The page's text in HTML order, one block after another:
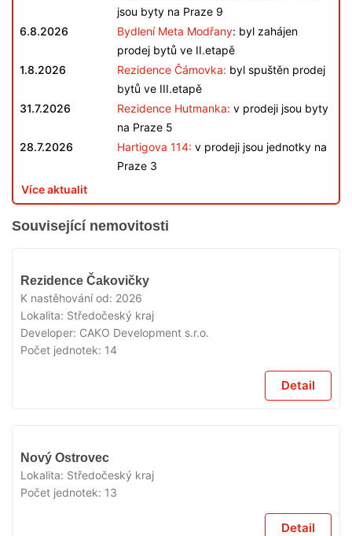
jsou byty na Praze 9
6.8.2026
Bydlení Meta Modřany: byl zahájen
prodej bytů ve II.etapě
1.8.2026
Rezidence Čámovka: byl spuštěn prodej
bytů ve III.etapě
31.7.2026
Rezidence Hutmanka: v prodeji jsou byty
na Praze 5
28.7.2026
Hartigova 114: v prodeji jsou jednotky na
Praze 3
Více aktualit
Související nemovitosti
Rezidence Čakovičky
K nastěhování od: 2026
Lokalita: Středočeský kraj
Developer: CAKO Development s.r.o.
Počet jednotek: 14
Detail
Nový Ostrovec
Lokalita: Středočeský kraj
Počet jednotek: 13
Detail